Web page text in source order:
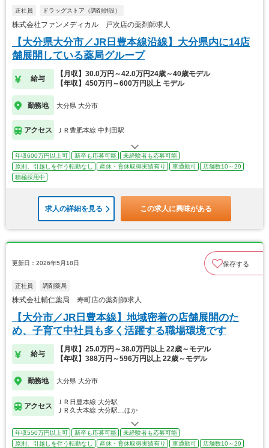
正社員 ドラッグストア（調剤併設）
株式会社ファンメディカル 戸次店の薬剤師求人
【大分県大分市／JR日豊本線沿線】大分県内に14店
舗展開している薬局グループ
給与
【月収】30.0万円～42.0万円24歳～40歳モデル
【年収】450万円～600万円以上 モデル
勤務地 大分県 大分市
アクセス ＪＲ豊肥本線 中判田駅
年収600万円以上可 新卒も応募可能
未経験者も応募可能
原則、引越しを伴う転勤なし
産休・育休取得実績有り 車通勤可
店舗数10～29
積極採用中
求人の詳細を見る この求人に興味がある
更新日：2026年5月18日 保存する
正社員 調剤薬局
株式会社輔仁薬局 寿町店の薬剤師求人
【大分市／JR日豊本線】地域密着の店舗展開のた
め、子育て中社員も多く活躍する職場環境です
給与
【月収】25.0万円～38.0万円以上 22歳～モデル
【年収】388万円～596万円以上 22歳～モデル
勤務地 大分県 大分市
アクセス
ＪＲ日豊本線 大分駅
ＪＲ久大本線 大分駅…ほか
年収550万円以上可 新卒も応募可能
未経験者も応募可能
原則、引越しを伴う転勤なし
産休・育休取得実績有り 車通勤可
店舗数10～29